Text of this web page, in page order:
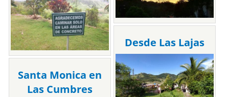
Desde Las Lajas
Santa Monica en
Las Cumbres